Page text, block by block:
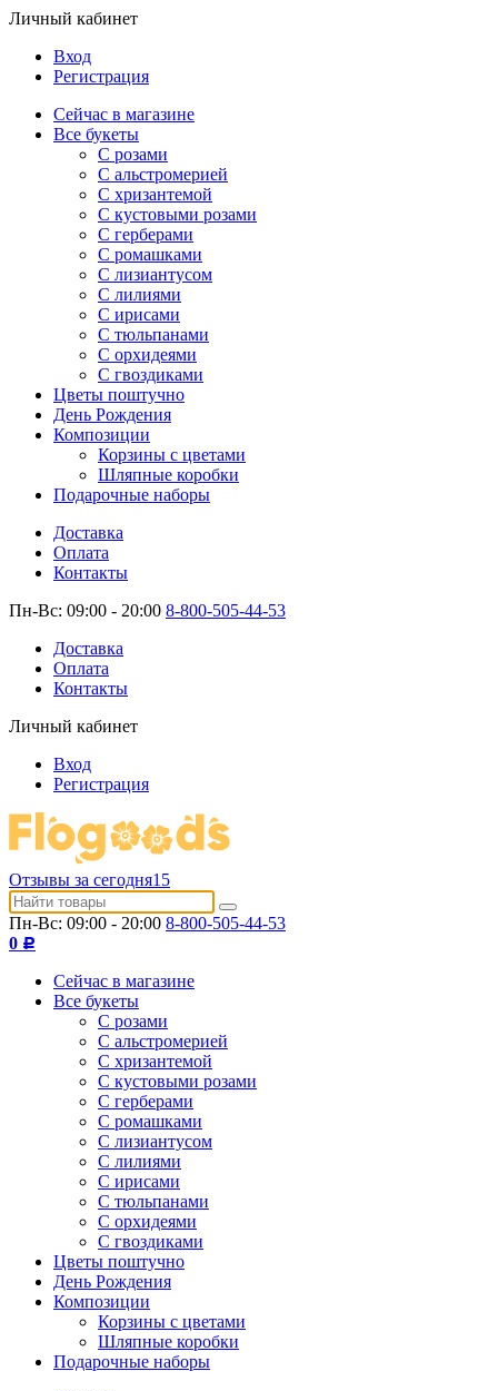
Личный кабинет
Вход
Регистрация
Сейчас в магазине
Все букеты
C розами
С альстромерией
С хризантемой
С кустовыми розами
С герберами
С ромашками
С лизиантусом
С лилиями
С ирисами
С тюльпанами
С орхидеями
С гвоздиками
Цветы поштучно
День Рождения
Композиции
Корзины с цветами
Шляпные коробки
Подарочные наборы
Доставка
Оплата
Контакты
Пн-Вс: 09:00 - 20:00 8-800-505-44-53
Доставка
Оплата
Контакты
Личный кабинет
Вход
Регистрация
Отзывы за сегодня15
Пн-Вс: 09:00 - 20:00 8-800-505-44-53
0 Р
Сейчас в магазине
Все букеты
C розами
С альстромерией
С хризантемой
С кустовыми розами
С герберами
С ромашками
С лизиантусом
С лилиями
С ирисами
С тюльпанами
С орхидеями
С гвоздиками
Цветы поштучно
День Рождения
Композиции
Корзины с цветами
Шляпные коробки
Подарочные наборы